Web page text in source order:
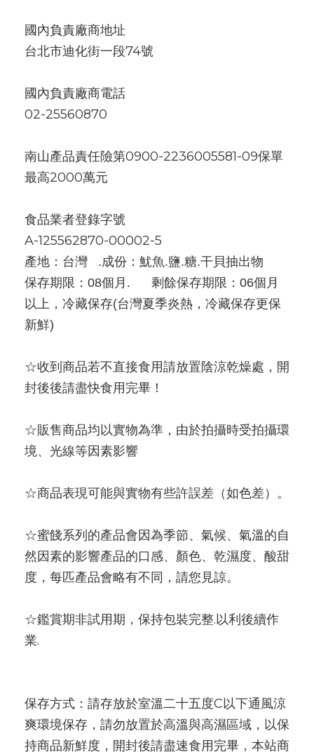
國內負責廠商地址
台北市迪化街一段74號
國內負責廠商電話
02-25560870
南山產品責任險第0900-2236005581-09保單
最高2000萬元
食品業者登錄字號
A-125562870-00002-5
產地：台灣   .成份：魷魚.鹽.糖.干貝抽出物
保存期限：08個月.      剩餘保存期限：06個月
以上，冷藏保存(台灣夏季炎熱，冷藏保存更保
新鮮)
☆收到商品若不直接食用請放置陰涼乾燥處，開
封後後請盡快食用完畢！
☆販售商品均以實物為準，由於拍攝時受拍攝環
境、光線等因素影響
☆商品表現可能與實物有些許誤差（如色差）。
☆蜜餞系列的產品會因為季節、氣候、氣溫的自
然因素的影響產品的口感、顏色、乾濕度、酸甜
度，每匹產品會略有不同，請您見諒。
☆鑑賞期非試用期，保持包裝完整.以利後續作
業.
保存方式：請存放於室溫二十五度C以下通風涼
爽環境保存，請勿放置於高溫與高濕區域，以保
持商品新鮮度，開封後請盡速食用完畢，本站商